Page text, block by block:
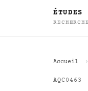
ÉTUDES
Accueil
AQC0463